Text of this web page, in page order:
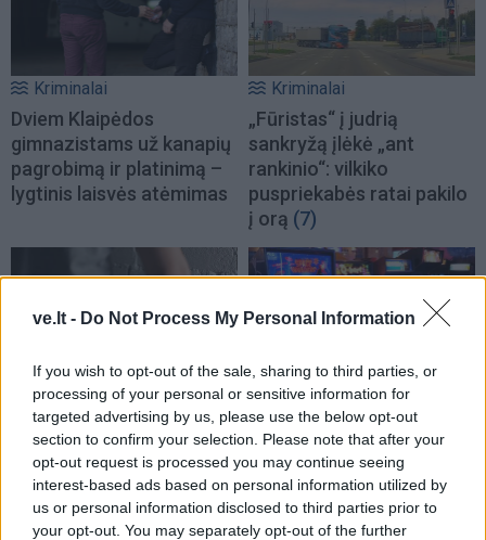
ve.lt - Do Not Process My Personal Information
If you wish to opt-out of the sale, sharing to third parties, or
processing of your personal or sensitive information for
targeted advertising by us, please use the below opt-out
section to confirm your selection. Please note that after your
opt-out request is processed you may continue seeing
interest-based ads based on personal information utilized by
us or personal information disclosed to third parties prior to
your opt-out. You may separately opt-out of the further
Kriminalai
Dviem Klaipėdos
gimnazistams už kanapių
pagrobimą ir platinimą –
lygtinis laisvės atėmimas
Kriminalai
„Fūristas“ į judrią
sankryžą įlėkė „ant
rankinio“: vilkiko
puspriekabės ratai pakilo
į orą (7)
Kriminalai
Niekšui panižo rankos:
sumušė sugyventinę, o
vėliau ir jos nepilnametę
dukrą(2)
Kriminalai
Traukia it bites prie
medaus: kurorte vėl
ištuštino žaidimų
automatus(1)